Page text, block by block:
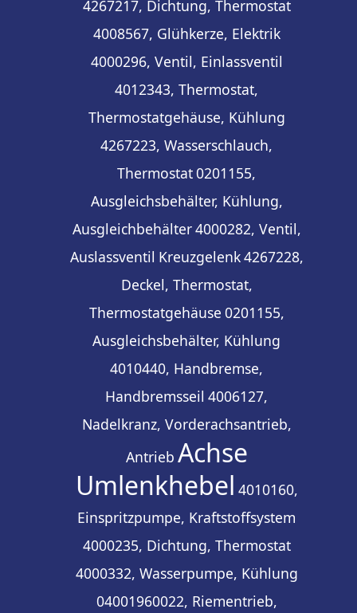
4267217, Dichtung, Thermostat
4008567, Glühkerze, Elektrik
4000296, Ventil, Einlassventil
4012343, Thermostat,
Thermostatgehäuse, Kühlung
4267223, Wasserschlauch,
Thermostat0201155,
Ausgleichsbehälter, Kühlung,
Ausgleichbehälter4000282, Ventil,
Auslassventil Kreuzgelenk4267228,
Deckel, Thermostat,
Thermostatgehäuse 0201155,
Ausgleichsbehälter, Kühlung
4010440, Handbremse,
Handbremsseil 4006127,
Nadelkranz, Vorderachsantrieb,
Antrieb Achse
Umlenkhebel 4010160,
Einspritzpumpe, Kraftstoffsystem
4000235, Dichtung, Thermostat
4000332, Wasserpumpe, Kühlung
04001960022, Riementrieb,